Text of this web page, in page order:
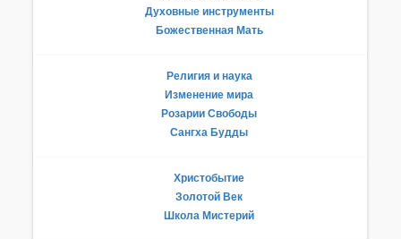
Духовные инструменты
Божественная Мать
Религия и наука
Изменение мира
Розарии Свободы
Сангха Будды
Христобытие
Золотой Век
Школа Мистерий